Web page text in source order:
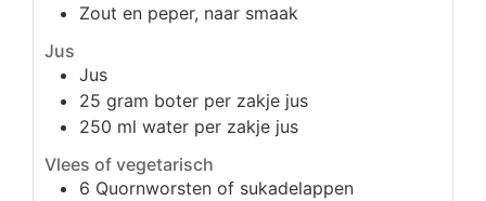
Zout en peper, naar smaak
Jus
Jus
25 gram boter per zakje jus
250 ml water per zakje jus
Vlees of vegetarisch
6 Quornworsten of sukadelappen